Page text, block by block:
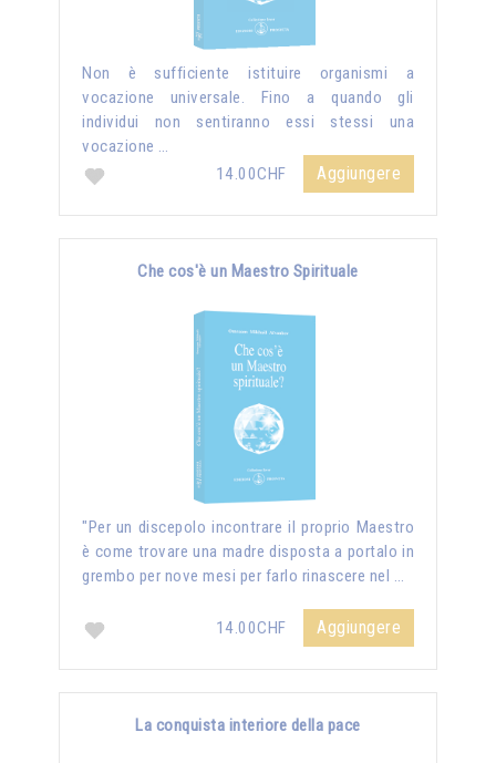
Non è sufficiente istituire organismi a
vocazione universale. Fino a quando gli
individui non sentiranno essi stessi una
vocazione …
14.00CHF
Aggiungere
Che cos'è un Maestro Spirituale
"Per un discepolo incontrare il proprio Maestro
è come trovare una madre disposta a portalo in
grembo per nove mesi per farlo rinascere nel …
14.00CHF Aggiungere
La conquista interiore della pace